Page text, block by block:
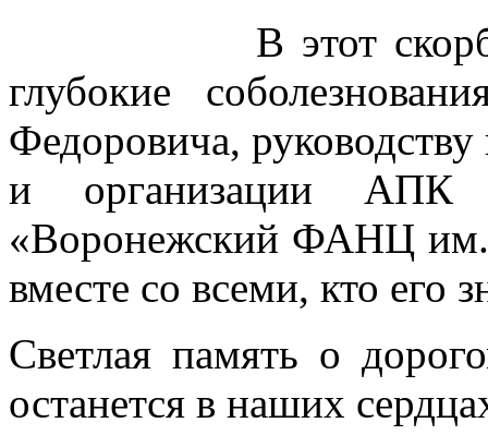
В этот скорбный
глубокие
Федоровича,
и организации
«Воронежский ФАНЦ
вместе со всеми, кто его
Светлая память о
останется в наших